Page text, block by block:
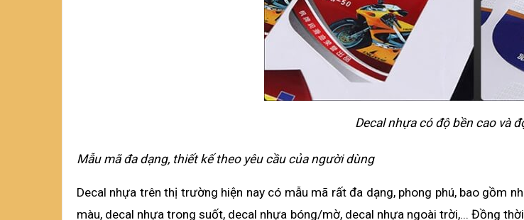
Decal nhựa có độ bền cao và
Mẫu mã đa dạng, thiết kế theo yêu cầu của người dùng
Decal nhựa trên thị trường hiện nay có mẫu mã rất đa dạng, phong phú, bao gồm
màu, decal nhựa trong suốt, decal nhựa bóng/mờ, decal nhựa ngoài trời,... Đồng